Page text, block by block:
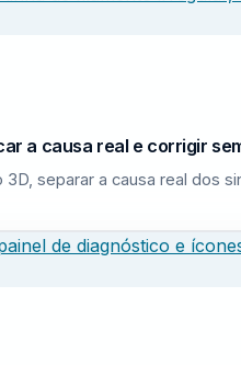
a causa real e corrigir
separar a causa real dos